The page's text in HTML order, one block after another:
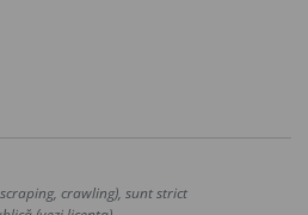
crawling), sunt strict